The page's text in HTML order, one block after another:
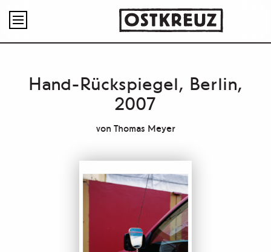

Hand-Rückspiegel, Berlin,
2007
von Thomas Meyer